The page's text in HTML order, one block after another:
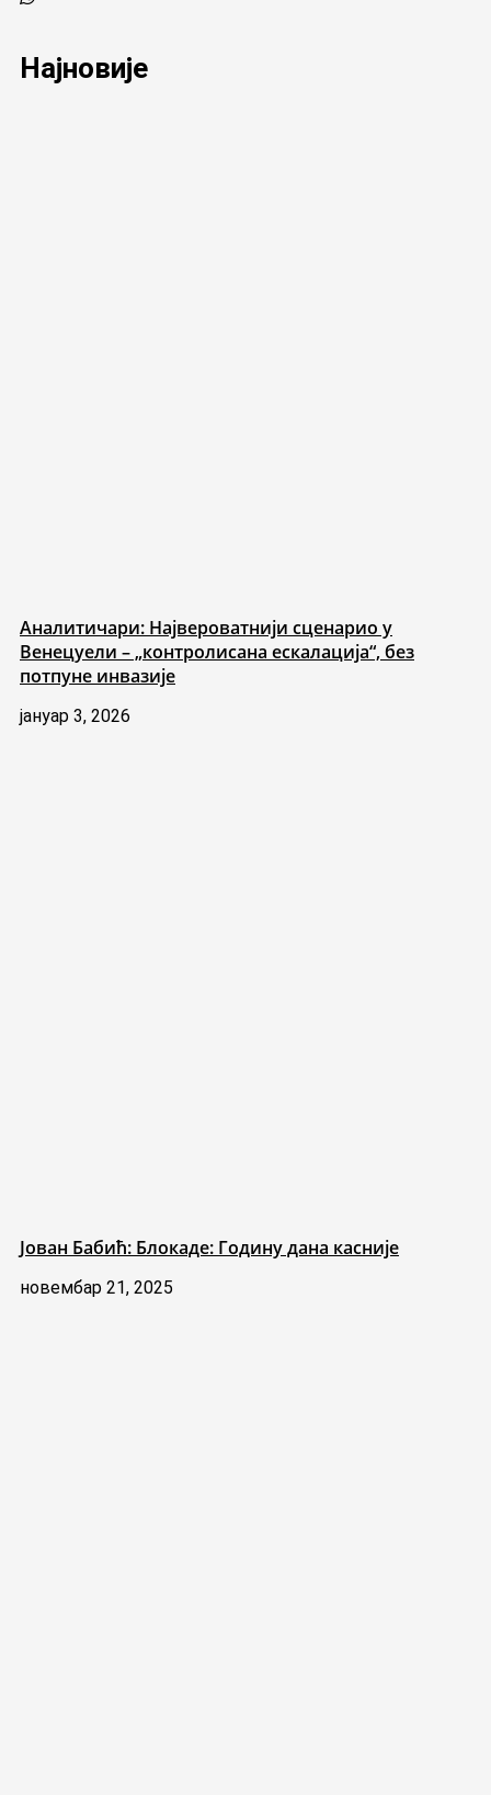
Најновије
Аналитичари: Највероватнији сценарио у
Венецуели – „контролисана ескалација“, без
потпуне инвазије
јануар 3, 2026
Јован Бабић: Блокаде: Годину дана касније
новембар 21, 2025